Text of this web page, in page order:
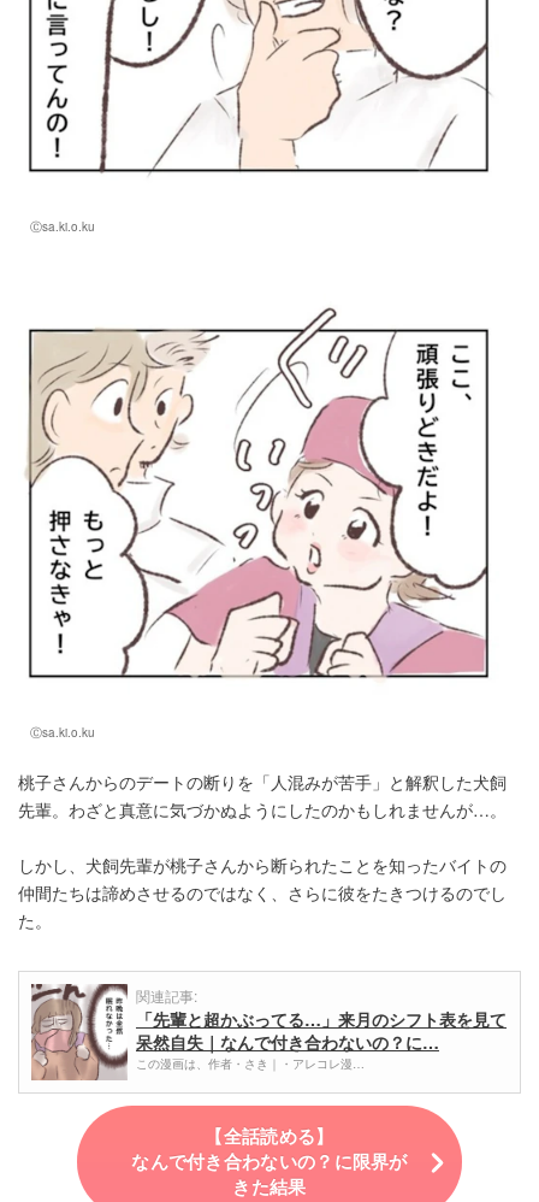
Ⓒsa.ki.o.ku
Ⓒsa.ki.o.ku
桃子さんからのデートの断りを「人混みが苦手」と解釈した犬飼
先輩。わざと真意に気づかぬようにしたのかもしれませんが…。
しかし、犬飼先輩が桃子さんから断られたことを知ったバイトの
仲間たちは諦めさせるのではなく、さらに彼をたきつけるのでし
た。
関連記事:
「先輩と超かぶってる…」来月のシフト表を見て
呆然自失｜なんで付き合わないの？に…
この漫画は、作者・さき｜・アレコレ漫…
【全話読める】
なんで付き合わないの？に限界が
きた結果